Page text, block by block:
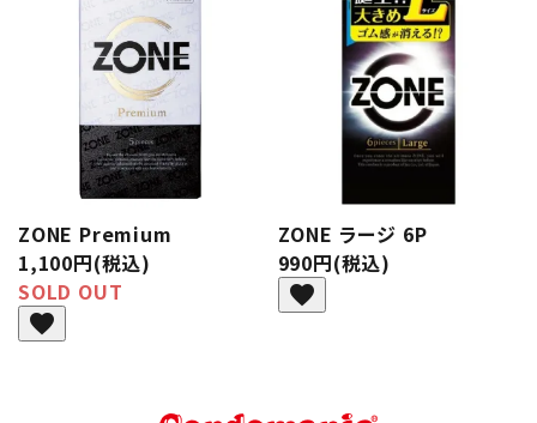
ZONE Premium
1,100円(税込)
SOLD OUT
favorite
ZONE ラージ 6P
990円(税込)
favorite